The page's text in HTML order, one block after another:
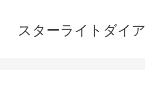
スターライトダイア